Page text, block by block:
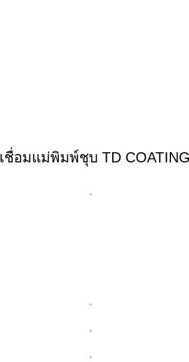
เชื่อมแม่พิมพ์ชุบ TD COATING